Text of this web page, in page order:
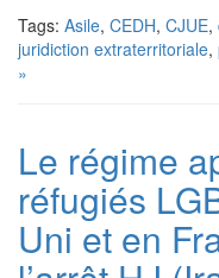
Tags: Asile, CEDH, CJUE,
juridiction extraterritoriale,
»
Le régime
réfugiés
Uni et en